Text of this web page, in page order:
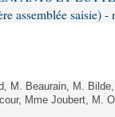
assemblée saisie) -
M. Beaurain, M.
Mme Joubert, M.